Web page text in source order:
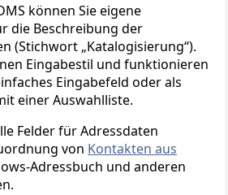
können Sie eigene
die Beschreibung der
(Stichwort „Katalogisierung“).
Eingabestil und funktionieren
Eingabefeld oder als
einer Auswahlliste.
Felder für Adressdaten
von Kontakten aus
Adressbuch und anderen